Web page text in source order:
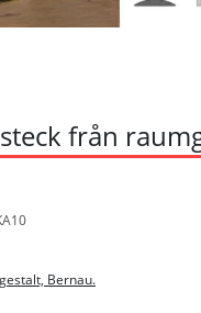
från
Bernau.